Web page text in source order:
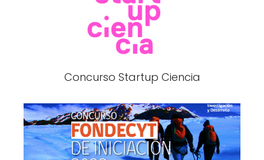
Concurso Startup Ciencia